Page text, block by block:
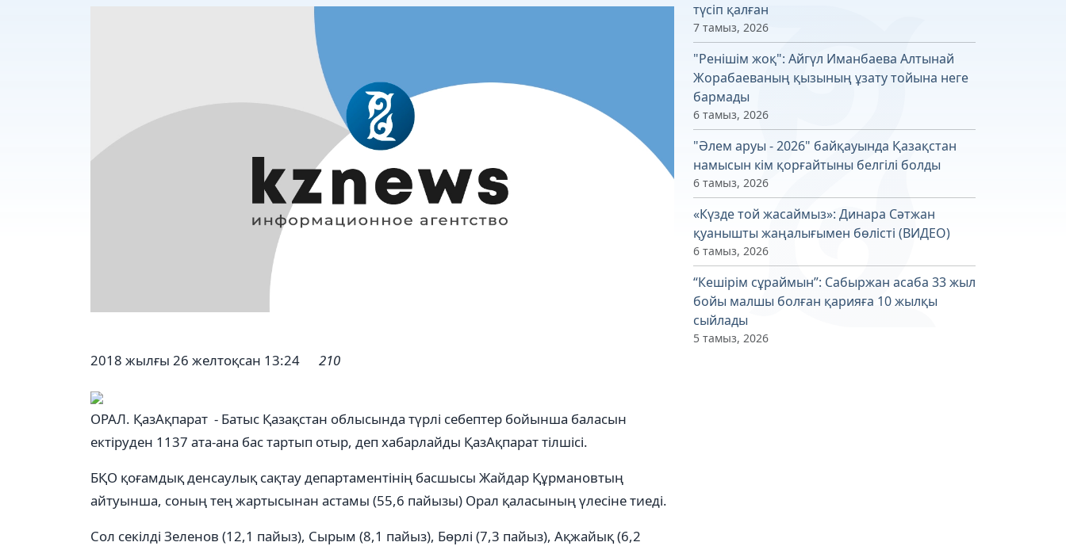
2018 жылғы 26 желтоқсан 13:24 210
ОРАЛ. ҚазАқпарат - Батыс Қазақстан облысында түрлі себептер бойынша баласын
ектіруден 1137 ата-ана бас тартып отыр, деп хабарлайды ҚазАқпарат тілшісі.
БҚО қоғамдық денсаулық сақтау департаментінің басшысы Жайдар Құрмановтың
айтуынша, соның тең жартысынан астамы (55,6 пайызы) Орал қаласының үлесіне тиеді.
Сол секілді Зеленов (12,1 пайыз), Сырым (8,1 пайыз), Бөрлі (7,3 пайыз), Ақжайық (6,2
түсіп қалған
7 тамыз, 2026
"Ренішім жоқ": Айгүл Иманбаева Алтынай
Жорабаеваның қызының ұзату тойына неге
бармады
6 тамыз, 2026
"Әлем аруы - 2026" байқауында Қазақстан
намысын кім қорғайтыны белгілі болды
6 тамыз, 2026
«Күзде той жасаймыз»: Динара Сәтжан
қуанышты жаңалығымен бөлісті (ВИДЕО)
6 тамыз, 2026
“Кешірім сұраймын”: Сабыржан асаба 33 жыл
бойы малшы болған қарияға 10 жылқы
сыйлады
5 тамыз, 2026